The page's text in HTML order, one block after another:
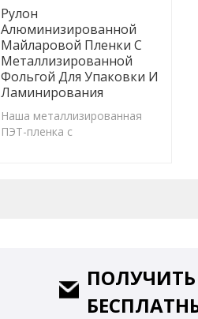
Рулон
Алюминизированной
Майларовой Пленки С
Металлизированной
Фольгой Для Упаковки И
Ламинирования
Наша металлизированная
ПЭТ-пленка с
ПОЛУЧИТЬ